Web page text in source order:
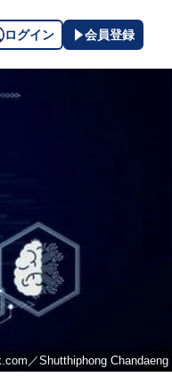
ログイン 会員登録
／Shutthiphong Chandaeng